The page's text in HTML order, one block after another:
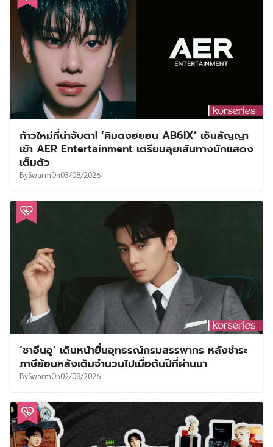
ก้าวใหม่ที่น่าจับตา! ‘คิมดงฮยอน AB6IX’ เซ็นสัญญา
เข้า AER Entertainment เตรียมลุยเส้นทางนักแสดง
เต็มตัว
BySwarmOn03/08/2026
‘ชาอึนอู’ เดินหน้ายื่นอุทธรณ์กรมสรรพากร หลังชำระ
ภาษีย้อนหลังเต็มจำนวนไปเมื่อต้นปีที่ผ่านมา
BySwarmOn02/08/2026